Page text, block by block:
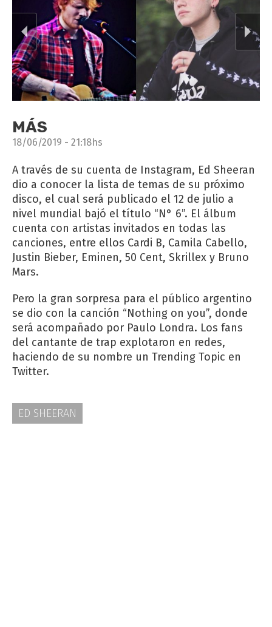
MÁS
18/06/2019 - 21:18hs
A través de su cuenta de Instagram, Ed Sheeran
dio a conocer la lista de temas de su próximo
disco, el cual será publicado el 12 de julio a
nivel mundial bajó el título “N° 6”. El álbum
cuenta con artistas invitados en todas las
canciones, entre ellos Cardi B, Camila Cabello,
Justin Bieber, Eminen, 50 Cent, Skrillex y Bruno
Mars.
Pero la gran sorpresa para el público argentino
se dio con la canción “Nothing on you”, donde
será acompañado por Paulo Londra. Los fans
del cantante de trap explotaron en redes,
haciendo de su nombre un Trending Topic en
Twitter.
ED SHEERAN